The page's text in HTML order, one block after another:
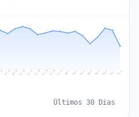
Jul 24 Jul 25 Jul 26 Jul 27 Jul 28 Jul 29 Jul 30 Jul 31 Aug 1 Aug 2 Aug 3 Aug 4 Aug 5 Aug 6 Aug 7 Aug 8
Últimos 30 Dias